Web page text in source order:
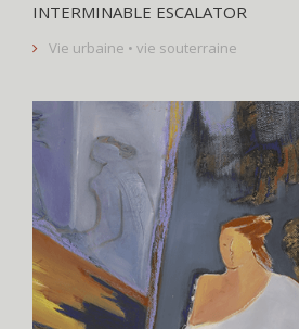
INTERMINABLE ESCALATOR
Vie urbaine • vie souterraine